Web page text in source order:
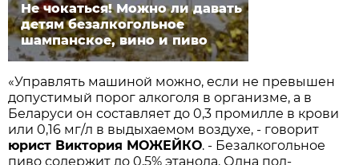
Не чокаться! Можно ли давать
детям безалкогольное
шампанское, вино и пиво
«Управлять машиной можно, если не превышен
допустимый порог алкоголя в организме, а в
Беларуси он составляет до 0,3 промилле в крови
или 0,16 мг/л в выдыхаемом воздухе, - говорит
юрист Виктория МОЖЕЙКО. - Безалкогольное
пиво содержит до 0,5% этанола. Одна пол-